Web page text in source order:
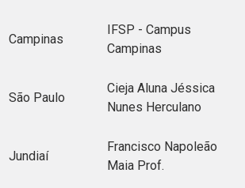
Campinas
IFSP - Campus
Campinas
São Paulo
Cieja Aluna Jéssica
Nunes Herculano
Jundiaí
Francisco Napoleão
Maia Prof.